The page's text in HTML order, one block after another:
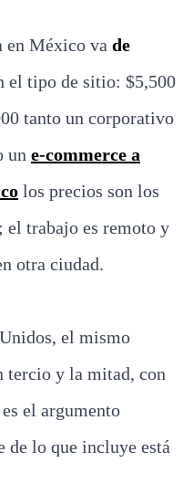
en México va de
el tipo de sitio: $5,500
tanto un corporativo
un e-commerce a
los precios son los
el trabajo es remoto y
otra ciudad.
el mismo
tercio y la mitad, con
el argumento
de lo que incluye está